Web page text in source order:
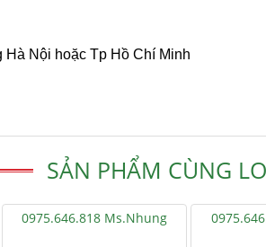
Hà Nội hoặc Tp Hồ Chí Minh
SẢN PHẨM CÙNG
0975.646.818 Ms.Nhung